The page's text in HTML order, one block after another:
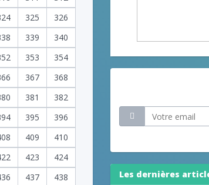
325
326
339
340
353
354
367
368
381
382
395
396
409
410
423
424
437
438
Les dernières